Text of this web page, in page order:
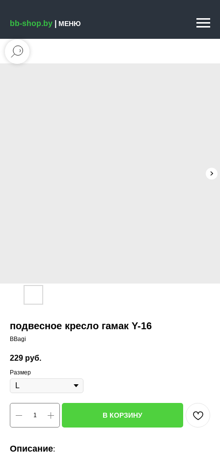
bb-shop.by МЕНЮ
подвесное кресло гамак Y-16
BBagi
229 руб.
Размер
В КОРЗИНУ
Описание: